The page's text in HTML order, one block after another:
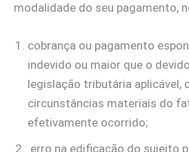
modalidade do seu pagamento,
cobrança ou pagamento
indevido ou maior que o
legislação tributária aplicável,
circunstâncias materiais do
efetivamente ocorrido;
erro na edificação do sujeito